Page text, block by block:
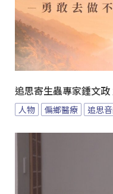
追思寄生蟲專家鍾文
人物 偏鄉醫療 追思